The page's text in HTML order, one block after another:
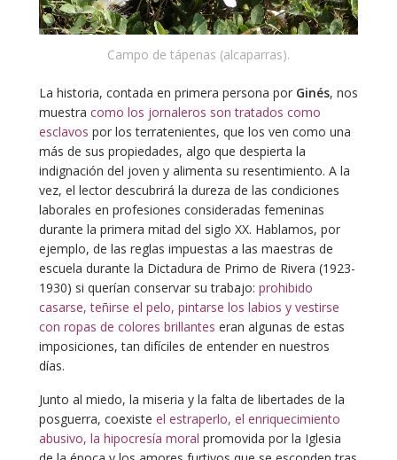
Campo de tápenas (alcaparras).
La historia, contada en primera persona por Ginés, nos
muestra como los jornaleros son tratados como
esclavos por los terratenientes, que los ven como una
más de sus propiedades, algo que despierta la
indignación del joven y alimenta su resentimiento. A la
vez, el lector descubrirá la dureza de las condiciones
laborales en profesiones consideradas femeninas
durante la primera mitad del siglo XX. Hablamos, por
ejemplo, de las reglas impuestas a las maestras de
escuela durante la Dictadura de Primo de Rivera (1923-
1930) si querían conservar su trabajo: prohibido
casarse, teñirse el pelo, pintarse los labios y vestirse
con ropas de colores brillantes eran algunas de estas
imposiciones, tan difíciles de entender en nuestros
días.
Junto al miedo, la miseria y la falta de libertades de la
posguerra, coexiste el estraperlo, el enriquecimiento
abusivo, la hipocresía moral promovida por la Iglesia